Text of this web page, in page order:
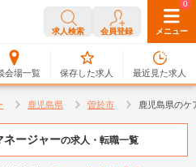
求人検索 会員登録 メニュー
会場一覧
0
保存した求人
0
最近見た求人
鹿児島県 曽於市 鹿児島県のケ
ネージャーの求人・転職一覧